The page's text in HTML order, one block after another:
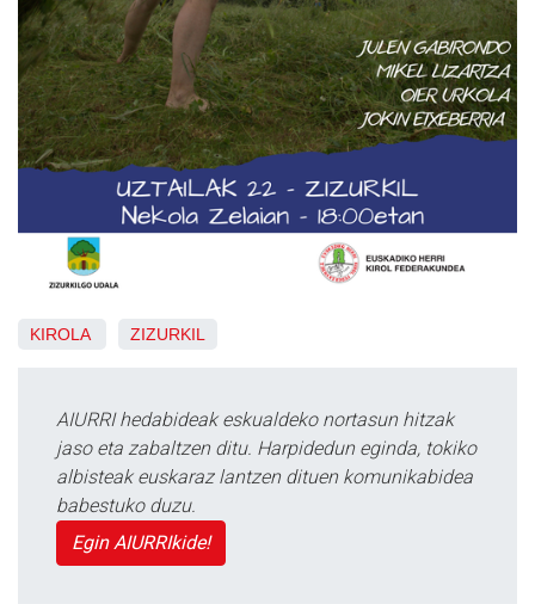
KIROLA ZIZURKIL
AIURRI hedabideak eskualdeko nortasun hitzak
jaso eta zabaltzen ditu. Harpidedun eginda, tokiko
albisteak euskaraz lantzen dituen komunikabidea
babestuko duzu.
Egin AIURRIkide!